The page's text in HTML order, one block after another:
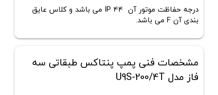
درجه حفاظت موتور آن IP 44 می باشد و کلاس عایق
بندی آن F می باشد.
مشخصات فنی پمپ پنتاکس طبقاتی سه
فاز مدل U9S-200/4T